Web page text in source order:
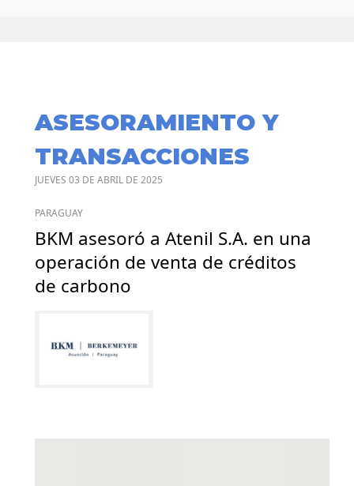
ASESORAMIENTO Y
TRANSACCIONES
JUEVES 03 DE ABRIL DE 2025
PARAGUAY
BKM asesoró a Atenil S.A. en una
operación de venta de créditos
de carbono